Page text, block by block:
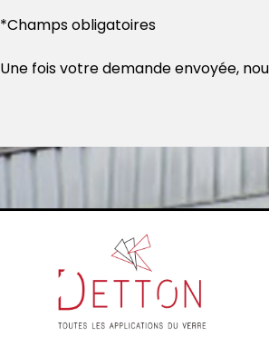
*Champs obligatoires
Une fois votre demande envoyée,